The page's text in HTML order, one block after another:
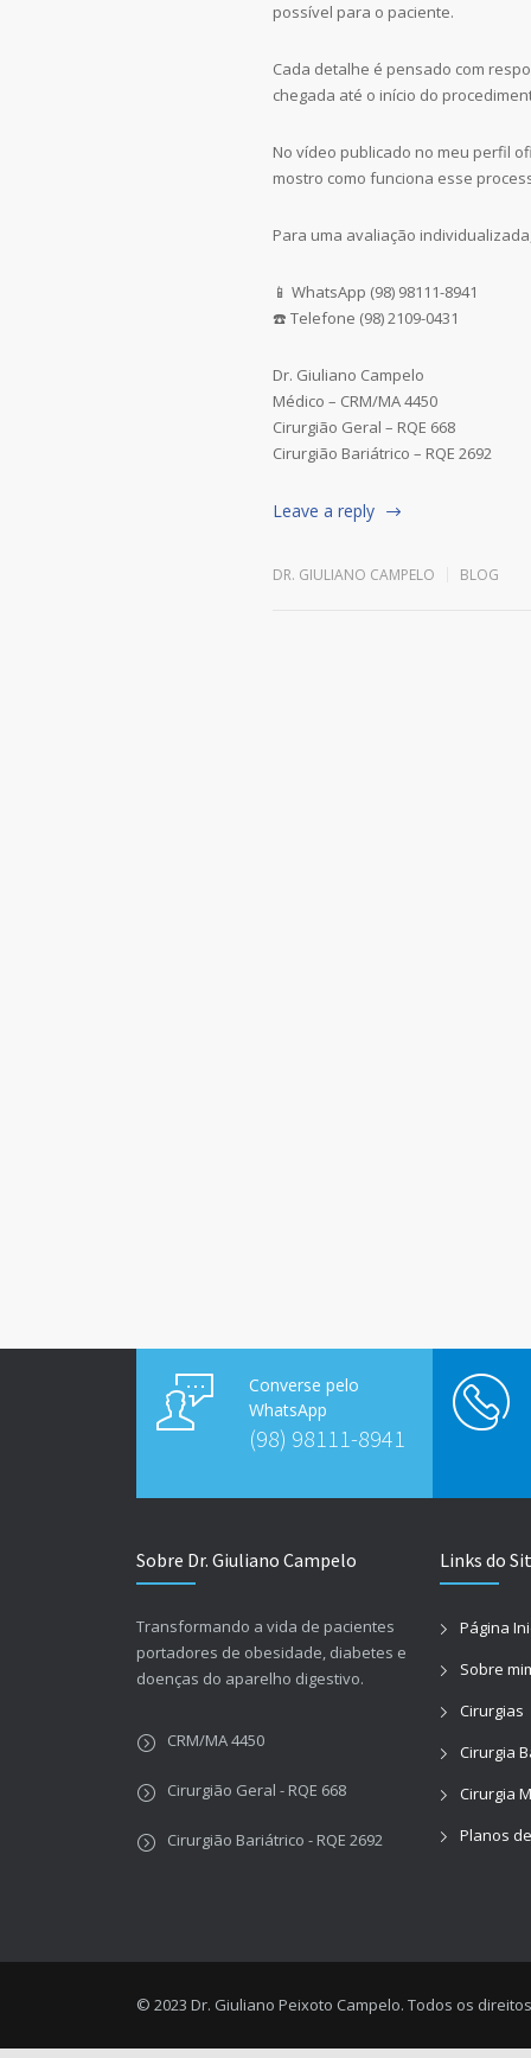
possível para o paciente.
Cada detalhe é pensado com
chegada até o início do
No vídeo publicado no meu perfil
mostro como funciona esse
Para uma avaliação
📱 WhatsApp (98) 98111-8941
☎️ Telefone (98) 2109-0431
Dr. Giuliano Campelo
Médico – CRM/MA 4450
Cirurgião Geral – RQE 668
Cirurgião Bariátrico – RQE 2692
Leave a reply
DR. GIULIANO CAMPELO BLOG
Converse pelo
WhatsApp
(98) 98111-8941
Sobre Dr. Giuliano Campelo
Transformando a vida de pacientes
portadores de obesidade, diabetes e
doenças do aparelho digestivo.
CRM/MA 4450
Cirurgião Geral - RQE 668
Cirurgião Bariátrico - RQE 2692
Links do
Página
Sobre
Cirurgias
Cirurgia
Cirurgia
Planos
© 2023 Dr. Giuliano Peixoto Campelo. Todos os